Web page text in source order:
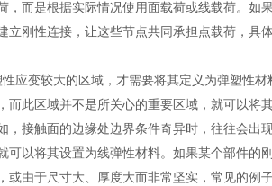
，而是根据实际情况使用面载荷或线载荷。如
立刚性连接，让这些节点共同承担点载荷，具
应变较大的区域，才需要将其定义为弹塑性
而此区域并不是所关心的重要区域，就可以将
，接触面的边缘处边界条件奇异时，往往会
可以将其设置为线弹性材料。如果某个部件
或由于尺寸大、厚度大而非常坚实，常见的例